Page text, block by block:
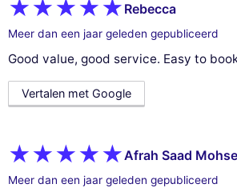
Rebecca
Meer dan een jaar geleden gepubliceerd
Good value, good service. Easy to
Vertalen met Google
Afrah Saad
Meer dan een jaar geleden gepubliceerd